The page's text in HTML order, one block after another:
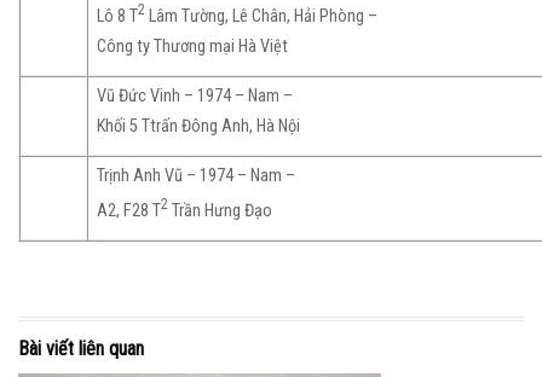
Lô 8 T2 Lâm Tường, Lê Chân, Hải Phòng –
Công ty Thương mại Hà Việt
Vũ Đức Vinh – 1974 – Nam –
Khối 5 Ttrấn Đông Anh, Hà Nội
Trịnh Anh Vũ – 1974 – Nam –
A2, F28 T2 Trần Hưng Đạo
Bài viết liên quan